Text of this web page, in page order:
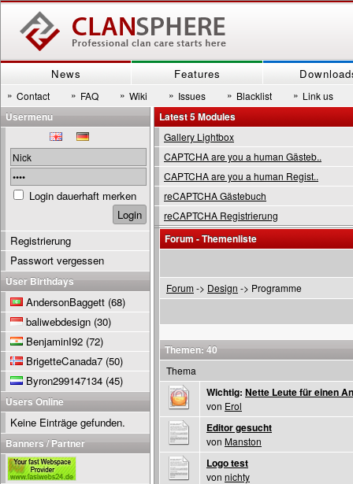
News Features
» Contact » FAQ » Wiki » Issues » Blacklist » Link us
Latest 5 Modules
Gallery Lightbox
CAPTCHA are you a human Gästeb..
CAPTCHA are you a human Regist..
reCAPTCHA Gästebuch
reCAPTCHA Registrierung
Forum - Themenliste
Forum-> Design -> Programme
Themen: 40
Thema
Wichtig: Nette Leute für einen
von Erol
Editor gesucht
von Manston
Logo test
von nichty
Usermenu
Login dauerhaft merken
Registrierung
Passwort vergessen
User Birthdays
AndersonBaggett (68)
baliwebdesign (30)
BenjaminI92 (72)
BrigetteCanada7 (50)
Byron299147134 (45)
Users Online
Keine Einträge gefunden.
Banners / Partner